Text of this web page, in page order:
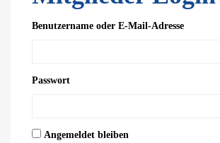
Benutzername oder E-Mail-Adresse
Passwort
Angemeldet bleiben